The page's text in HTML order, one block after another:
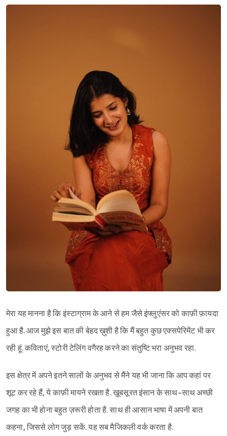
मेरा यह मानना है कि इंस्टाग्राम के आने से हम जैसे इंफ्लुएंसर को काफ़ी फ़ायदा
हुआ है. आज मुझे इस बात की बेहद ख़ुशी है कि मैं बहुत कुछ एक्सपेरिमेंट भी कर
रही हूं. कविताएं, स्टोरी टेलिंग वगैरह करने का संतुष्टि भरा अनुभव रहा.
इस क्षेत्र में अपने इतने सालों के अनुभव से मैंने यह भी जाना कि आप कहां पर
शूट कर रहे हैं, ये काफ़ी मायने रखता है. ख़ूबसूरत इंसान के साथ-साथ अच्छी
जगह का भी होना बहुत ज़रूरी होता है. साथ ही आसान भाषा में अपनी बात
कहना, जिससे लोग जुड़ सकें. यह सब मैजिकली वर्क करता है.